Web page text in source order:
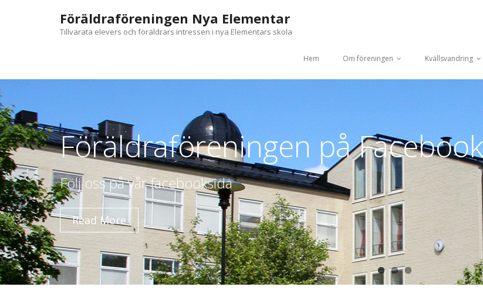
Föräldraföreningen Nya Elementar
Tillvarata elevers och föräldrars intressen i nya Elementars skola
Hem Om föreningen Kvällsvandring
Föräldraföreningen på Facebook
Följ oss på vår facebooksida
Read More